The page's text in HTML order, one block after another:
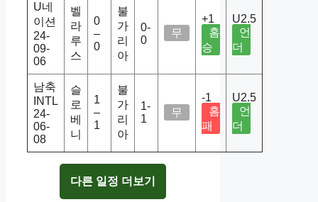
U네
이션
24-
09-
06
벨
라
루
스
0
–
0
불
가
리
아
0-
0
무
+1
홈
승
U2.5
언
더
남축
INTL
24-
06-
08
슬
로
베
니
1
–
1
불
가
리
아
1-
1
무
-1
홈
패
U2.5
언
더
다른 일정 더보기